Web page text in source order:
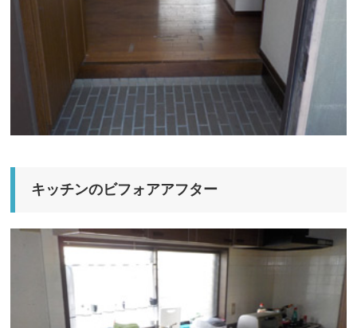
キッチンのビフォアアフター